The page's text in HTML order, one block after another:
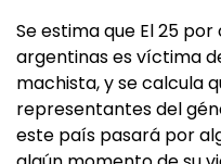
Se estima que El 25
argentinas es víctima
machista, y se calcula
representantes del
este país pasará por